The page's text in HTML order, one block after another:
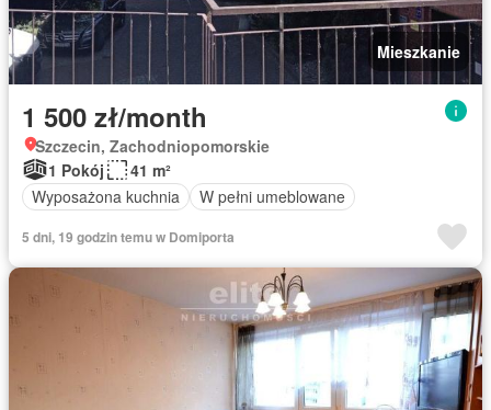
Mieszkanie
1 500 zł/month
Szczecin, Zachodniopomorskie
1 Pokój
41 m²
Wyposażona kuchnia
W pełni umeblowane
5 dni, 19 godzin temu w Domiporta